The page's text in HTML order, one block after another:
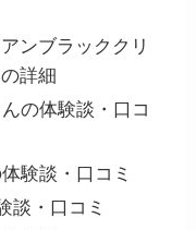
ンブラッククリ
詳細
の体験談・口コ
験談・口コミ
談・口コミ